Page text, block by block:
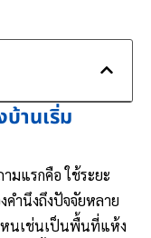
านเริ่ม
มแรกคือ ใช้ระยะ
คำนึงถึงปัจจัยหลาย
หนเช่นเป็นพื้นที่แห้ง